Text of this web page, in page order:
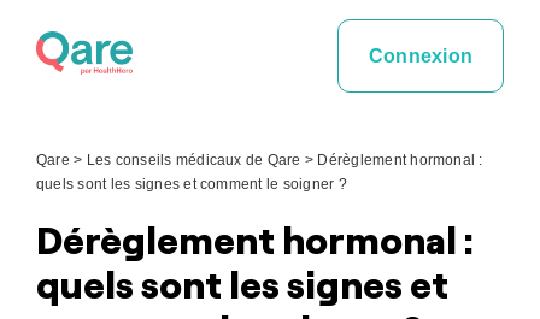
Connexion
Qare > Les conseils médicaux de Qare > Dérèglement hormonal :
quels sont les signes et comment le soigner ?
Dérèglement hormonal :
quels sont les signes et